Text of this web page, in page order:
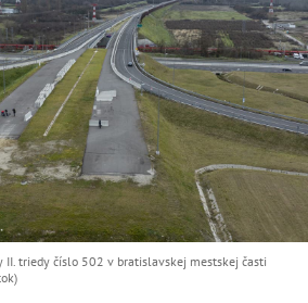
II. triedy číslo 502 v bratislavskej mestskej časti